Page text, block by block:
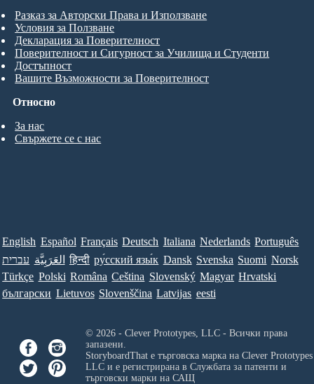
Относно
За нас
Свържете се с нас
Разказ за Авторски Права и Използване
Условия за Ползване
Декларация за Поверителност
Поверителност и Сигурност за Училища и Студенти
Достъпност
Вашите Възможности за Поверителност
English Español Français Deutsch Italiana Nederlands Português
עברית العَرَبِيَّة हिन्दी ру́сский язы́к Dansk Svenska Suomi Norsk
Türkçe Polski Româna Ceština Slovenský Magyar Hrvatski
български Lietuvos Slovenščina Latvijas eesti
© 2026 - Clever Prototypes, LLC - Всички права
запазени.
StoryboardThat е търговска марка на Clever
LLCи е регистрирана в Службата за патенти и
търговски марки на САЩ